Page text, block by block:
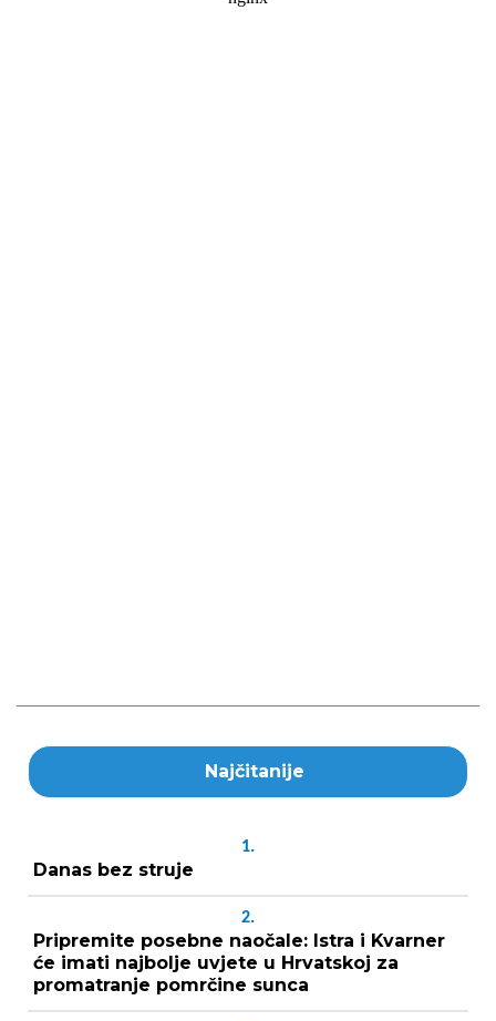
Najčitanije
1.
Danas bez struje
2.
Pripremite posebne naočale: Istra i Kvarner
će imati najbolje uvjete u Hrvatskoj za
promatranje pomrčine sunca